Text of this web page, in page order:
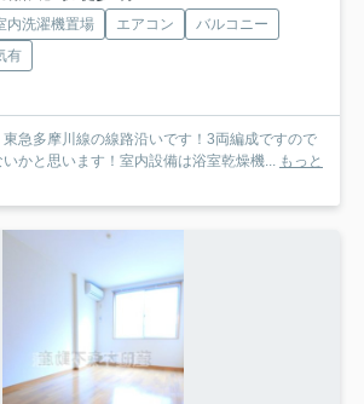
内洗濯機置場 エアコン
バルコニー
有
急多摩川線の線路沿いです！3両編成ですので
かと思います！室内設備は浴室乾燥機... もっと